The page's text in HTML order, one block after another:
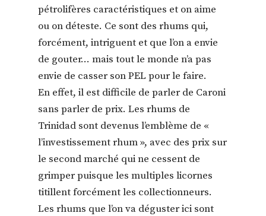
pétrolifères caractéristiques et on aime
ou on déteste. Ce sont des rhums qui,
forcément, intriguent et que l’on a envie
de gouter… mais tout le monde n’a pas
envie de casser son PEL pour le faire.
En effet, il est difficile de parler de Caroni
sans parler de prix. Les rhums de
Trinidad sont devenus l’emblème de «
l’investissement rhum », avec des prix sur
le second marché qui ne cessent de
grimper puisque les multiples licornes
titillent forcément les collectionneurs.
Les rhums que l’on va déguster ici sont